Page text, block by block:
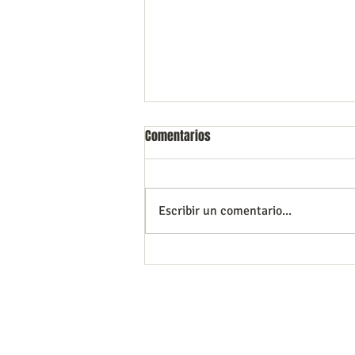
La importancia del diagnóstico
Comentarios
Escribir un comentario...